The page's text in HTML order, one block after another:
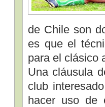
de Chile son
es que el
para el clásico
Una cláusula
club
hacer uso de